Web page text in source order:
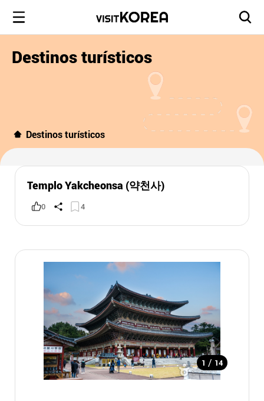
Destinos turísticos
Destinos turísticos
Templo Yakcheonsa (약천사)
0 4
1 / 14